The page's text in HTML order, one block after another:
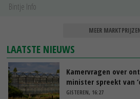
Bintje Info
MEER
LAATSTE NIEUWS
Kamervragen over
minister spreekt van
GISTEREN, 16:27